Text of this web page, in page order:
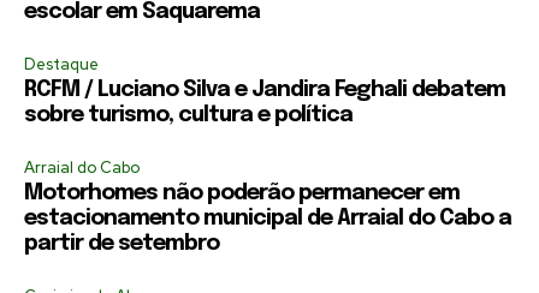
escolar em Saquarema
Destaque
RCFM / Luciano Silva e Jandira Feghali debatem
sobre turismo, cultura e política
Arraial do Cabo
Motorhomes não poderão permanecer em
estacionamento municipal de Arraial do Cabo a
partir de setembro